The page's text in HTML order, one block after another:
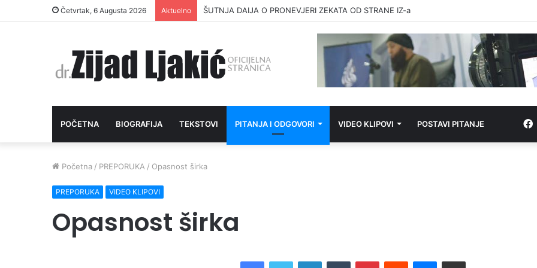
Četvrtak, 6 Augusta 2026 Aktuelno ŠUTNJA DAIJA O PRONEVJERI ZEKATA OD STRANE IZ-a
POČETNA BIOGRAFIJA TEKSTOVI PITANJA I ODGOVORI VIDEO KLIPOVI POSTAVI PITANJE
Početna / PREPORUKA / Opasnost širka
PREPORUKA VIDEO KLIPOVI
Opasnost širka